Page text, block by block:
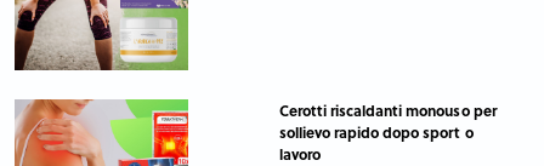
Cerotti riscaldanti monouso per
sollievo rapido dopo sport o
lavoro